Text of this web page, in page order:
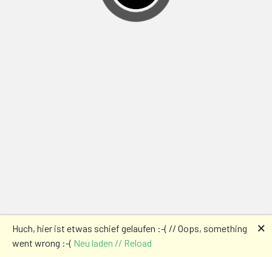
Huch, hier ist etwas schief gelaufen :-( // Oops, something
went wrong :-( Neu laden // Reload
🗙